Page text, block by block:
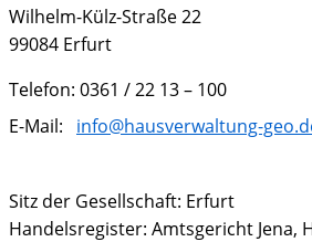
Wilhelm-Külz-Straße 22
99084 Erfurt
Telefon: 0361 / 22 13 – 100
E-Mail:
info@hausverwaltung-
Sitz der Gesellschaft: Erfurt
Handelsregister: Amtsgericht Jena,